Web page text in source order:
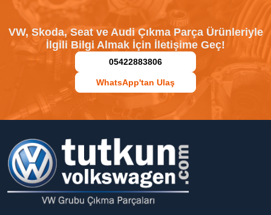
VW, Skoda, Seat ve Audi Çıkma Parça Ürünleriyle
İlgili Bilgi Almak İçin İletişime Geç!
05422883806
WhatsApp'tan Ulaş